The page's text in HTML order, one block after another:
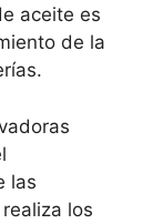
aceite es
de la
las
los